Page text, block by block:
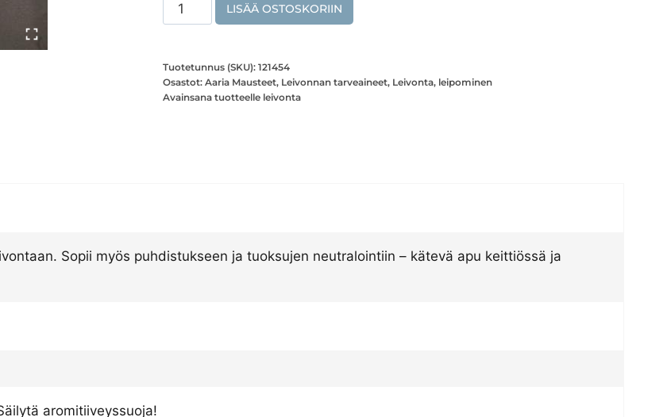
määrä
LISÄÄ OSTOSKORIIN
Tuotetunnus (SKU): 121454
Osastot: Aaria Mausteet, Leivonnan tarveaineet, Leivonta, leipominen
Avainsana tuotteelle leivonta
Sopii myös puhdistukseen ja tuoksujen neutralointiin – kätevä apu keittiössä ja
aromitiiveyssuoja!